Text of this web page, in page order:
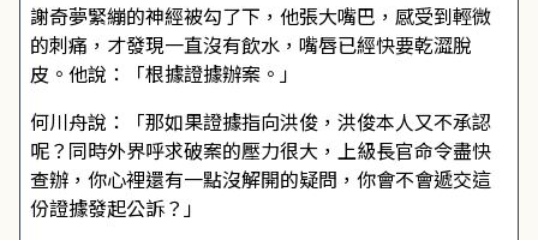
謝奇夢緊繃的神經被勾了下，他張大嘴巴，感受到輕微
的刺痛，才發現一直沒有飲水，嘴唇已經快要乾澀脫
皮。他說：「根據證據辦案。」
何川舟說：「那如果證據指向洪俊，洪俊本人又不承認
呢？同時外界呼求破案的壓力很大，上級長官命令盡快
查辦，你心裡還有一點沒解開的疑問，你會不會遞交這
份證據發起公訴？」